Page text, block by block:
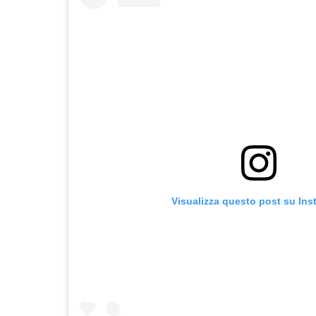
Visualizza questo post su